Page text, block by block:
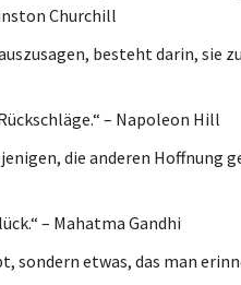
Churchill
besteht darin, sie
– Napoleon Hill
die anderen Hoffnung
– Mahatma Gandhi
sondern etwas, das man